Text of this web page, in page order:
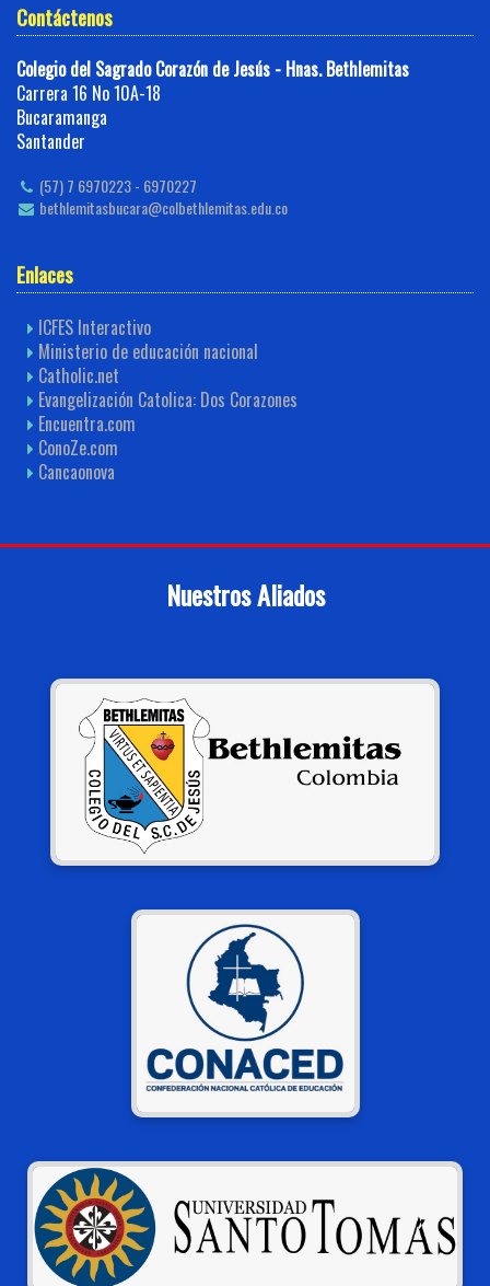
Contáctenos
Colegio del Sagrado Corazón de Jesús - Hnas. Bethlemitas
Carrera 16 No 10A-18
Bucaramanga
Santander
(57) 7 6970223 - 6970227
bethlemitasbucara@colbethlemitas.edu.co
Enlaces
ICFES Interactivo
Ministerio de educación nacional
Catholic.net
Evangelización Catolica: Dos Corazones
Encuentra.com
ConoZe.com
Cancaonova
Nuestros Aliados